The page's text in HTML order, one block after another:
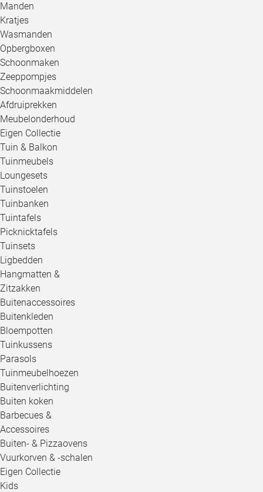
Manden
Kratjes
Wasmanden
Opbergboxen
Schoonmaken
Zeeppompjes
Schoonmaakmiddelen
Afdruiprekken
Meubelonderhoud
Eigen Collectie
Tuin & Balkon
Tuinmeubels
Loungesets
Tuinstoelen
Tuinbanken
Tuintafels
Picknicktafels
Tuinsets
Ligbedden
Hangmatten &
Zitzakken
Buitenaccessoires
Buitenkleden
Bloempotten
Tuinkussens
Parasols
Tuinmeubelhoezen
Buitenverlichting
Buiten koken
Barbecues &
Accessoires
Buiten- & Pizzaovens
Vuurkorven & -schalen
Eigen Collectie
Kids